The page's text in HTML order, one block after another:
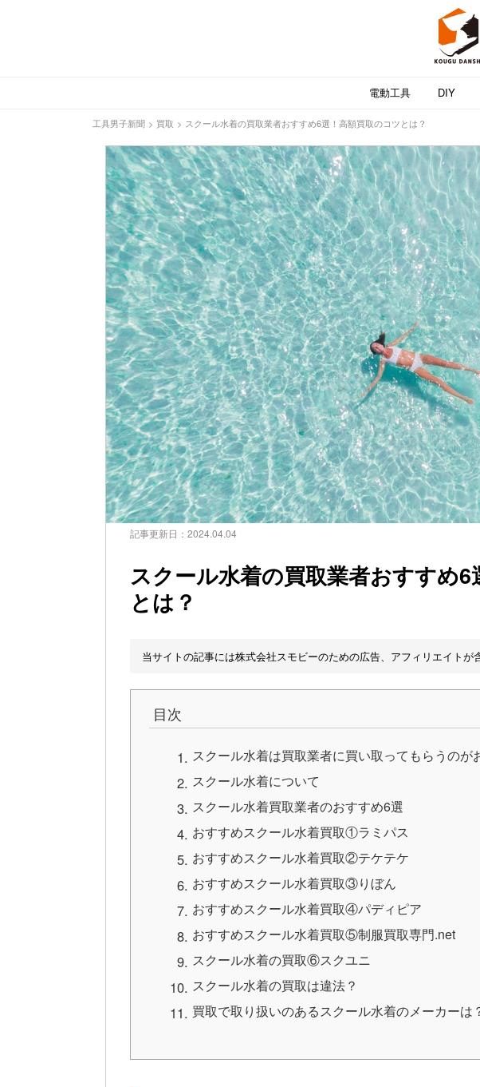
電動工具 DIY
工具男子新聞 > 買取 > スクール水着の買取業者おすすめ6選！高額買取のコツとは？
記事更新日： 2024.04.04
スクール水着の買取業者おすすめ6
とは？
当サイトの記事には株式会社スモビーのための広告、アフィリエイトが
目次
スクール水着は買取業者に買い取ってもらうのが
スクール水着について
スクール水着買取業者のおすすめ6選
おすすめスクール水着買取①ラミパス
おすすめスクール水着買取②テケテケ
おすすめスクール水着買取③りぼん
おすすめスクール水着買取④パディピア
おすすめスクール水着買取⑤制服買取専門.net
スクール水着の買取⑥スクユニ
スクール水着の買取は違法？
買取で取り扱いのあるスクール水着のメーカーは